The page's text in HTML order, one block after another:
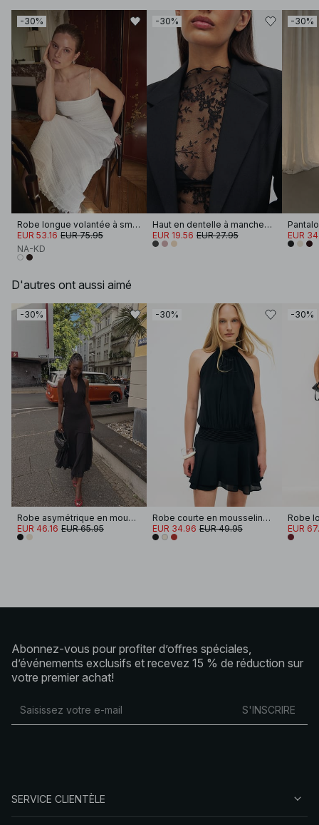
-30%
Robe longue volantée à smocks
EUR 53.16 EUR 75.95
NA-KD
-30%
Haut en dentelle à manches longues
EUR 19.56 EUR 27.95
-30%
EUR
D'autres ont aussi aimé
-30%
Robe asymétrique en mousseline à dos nu
EUR 46.16 EUR 65.95
-30%
Robe courte en mousseline à dos nu
EUR 34.96 EUR 49.95
-30%
EUR
Abonnez-vous pour profiter d’offres spéciales,
d’événements exclusifs et recevez 15 % de réduction sur
votre premier achat!
S'INSCRIRE
SERVICE CLIENTÈLE